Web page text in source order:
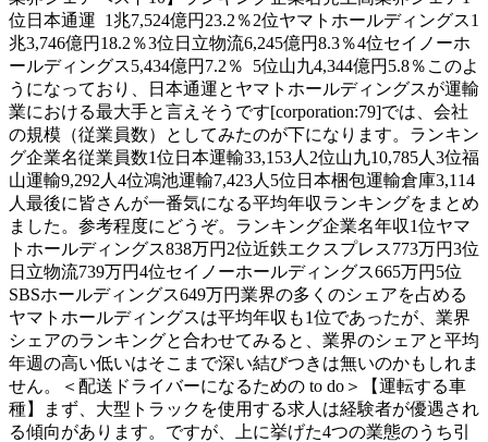
位日本通運 1兆7,524億円23.2％2位ヤマトホールディングス1
兆3,746億円18.2％3位日立物流6,245億円8.3％4位セイノーホ
ールディングス5,434億円7.2％ 5位山九4,344億円5.8％このよ
うになっており、日本通運とヤマトホールディングスが運輸
業における最大手と言えそうです[corporation:79]では、会社
の規模（従業員数）としてみたのが下になります。ランキン
グ企業名従業員数1位日本運輸33,153人2位山九10,785人3位福
山運輸9,292人4位鴻池運輸7,423人5位日本梱包運輸倉庫3,114
人最後に皆さんが一番気になる平均年収ランキングをまとめ
ました。参考程度にどうぞ。ランキング企業名年収1位ヤマ
トホールディングス838万円2位近鉄エクスプレス773万円3位
日立物流739万円4位セイノーホールディングス665万円5位
SBSホールディングス649万円業界の多くのシェアを占める
ヤマトホールディングスは平均年収も1位であったが、業界
シェアのランキングと合わせてみると、業界のシェアと平均
年週の高い低いはそこまで深い結びつきは無いのかもしれま
せん。＜配送ドライバーになるための to do＞【運転する車
種】まず、大型トラックを使用する求人は経験者が優遇され
る傾向があります。ですが、上に挙げた4つの業態のうち引